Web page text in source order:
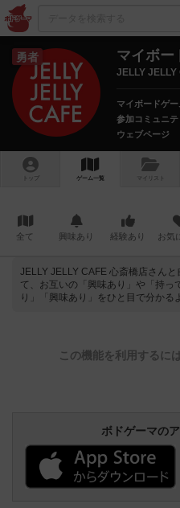
勇者 マイボー
JELLY JELLY
マイボードゲー
参加コミュニテ
ウェブページ
トップ ゲーム一覧 マイリスト
全て 興味あり 経験あり お気
JELLY JELLY CAFE 心斎橋店さん
て、お互いの「興味あり」や「持っ
り」「興味あり」をひと目で分かる
この機能を利用するに
ボドゲーマの